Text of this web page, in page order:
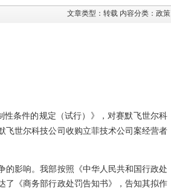
文章类型： 转载 内容分类： 政策
性条件的规定（试行）》，对赛默飞世尔科
飞世尔科技公司收购立菲技术公司案经营者
影响。我部按照《中华人民共和国行政处
了《商务部行政处罚告知书》，告知其拟作